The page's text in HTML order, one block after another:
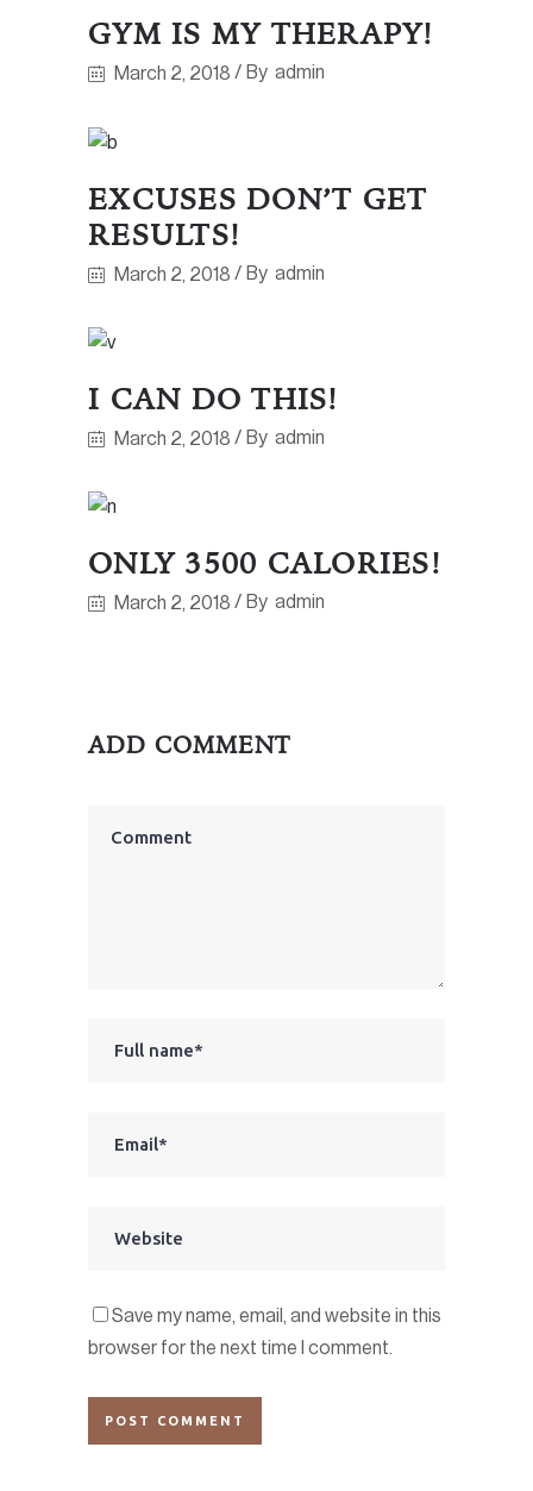
GYM IS MY THERAPY!
March 2, 2018 By admin
EXCUSES DON’T GET
RESULTS!
March 2, 2018 By admin
I CAN DO THIS!
March 2, 2018 By admin
ONLY 3500 CALORIES!
March 2, 2018 By admin
ADD COMMENT
Save my name, email, and website in this
browser for the next time I comment.